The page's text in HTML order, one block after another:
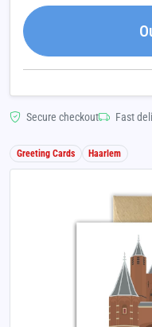
Secure checkout Fast
Greeting Cards Haarlem